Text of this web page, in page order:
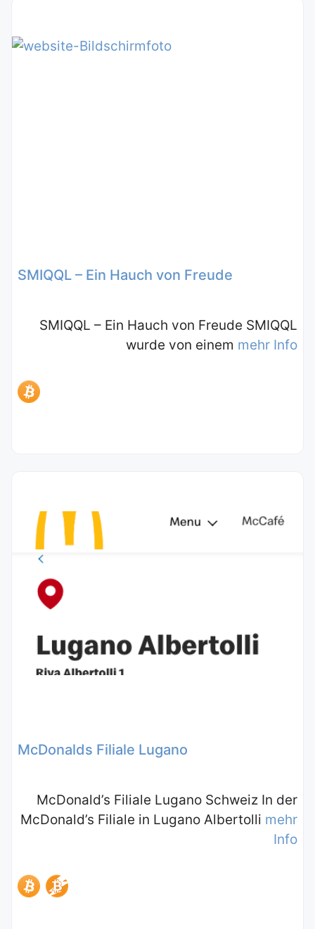
SMIQQL – Ein Hauch von Freude
SMIQQL – Ein Hauch von Freude SMIQQL
wurde von einem mehr Info
McDonalds Filiale Lugano
McDonald’s Filiale Lugano Schweiz In der
McDonald’s Filiale in Lugano Albertolli mehr
Info